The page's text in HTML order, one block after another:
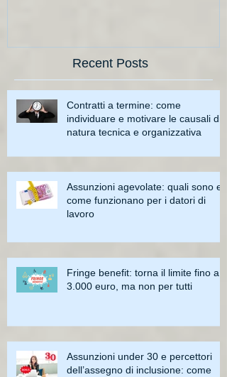
Recent Posts
Contratti a termine: come
individuare e motivare le causali di
natura tecnica e organizzativa
Assunzioni agevolate: quali sono e
come funzionano per i datori di
lavoro
Fringe benefit: torna il limite fino a
3.000 euro, ma non per tutti
Assunzioni under 30 e percettori
dell’assegno di inclusione: come